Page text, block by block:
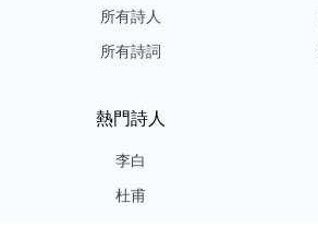
所有詩人
所有詩詞
熱門詩人
李白
杜甫